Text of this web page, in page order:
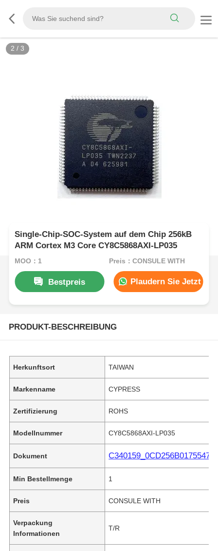
2 / 3
Single-Chip-SOC-System auf dem Chip 256kB
ARM Cortex M3 Core CY8C5868AXI-LP035
MOQ：1 Preis：CONSULE WITH
Bestpreis Plaudern Sie Jetzt
PRODUKT-BESCHREIBUNG
Herkunftsort TAIWAN
Markenname CYPRESS
Zertifizierung ROHS
Modellnummer CY8C5868AXI-LP035
Dokument
Min Bestellmenge 1
Preis CONSULE WITH
Verpackung
Informationen
T/R